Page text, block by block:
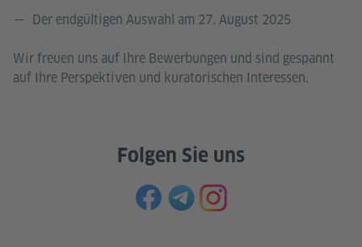
Der endgültigen Auswahl am 27. August 2025
Wir freuen uns auf Ihre Bewerbungen und sind gespannt
auf Ihre Perspektiven und kuratorischen Interessen.
Folgen Sie uns